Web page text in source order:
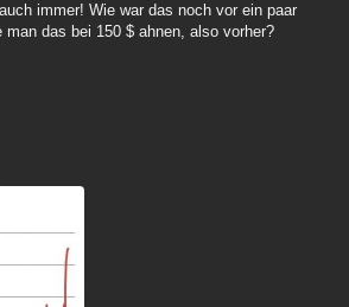
immer! Wie war das noch vor ein paar
das bei 150 $ ahnen, also vorher?